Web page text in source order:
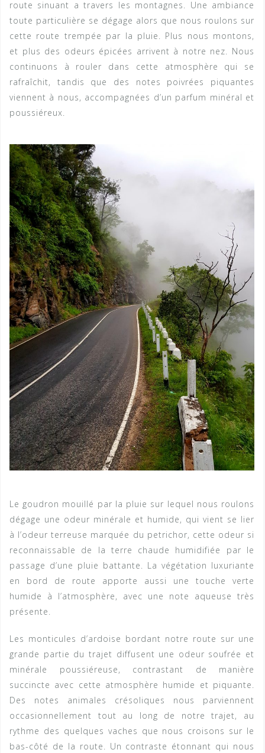
route sinuant a travers les montagnes. Une ambiance
toute particulière se dégage alors que nous roulons sur
cette route trempée par la pluie. Plus nous montons,
et plus des odeurs épicées arrivent à notre nez. Nous
continuons à rouler dans cette atmosphère qui se
rafraîchit, tandis que des notes poivrées piquantes
viennent à nous, accompagnées d’un parfum minéral et
poussiéreux.
Le goudron mouillé par la pluie sur lequel nous roulons
dégage une odeur minérale et humide, qui vient se lier
à l’odeur terreuse marquée du petrichor, cette odeur si
reconnaissable de la terre chaude humidifiée par le
passage d’une pluie battante. La végétation luxuriante
en bord de route apporte aussi une touche verte
humide à l’atmosphère, avec une note aqueuse très
présente.
Les monticules d’ardoise bordant notre route sur une
grande partie du trajet diffusent une odeur soufrée et
minérale poussiéreuse, contrastant de manière
succincte avec cette atmosphère humide et piquante.
Des notes animales crésoliques nous parviennent
occasionnellement tout au long de notre trajet, au
rythme des quelques vaches que nous croisons sur le
bas-côté de la route. Un contraste étonnant qui nous